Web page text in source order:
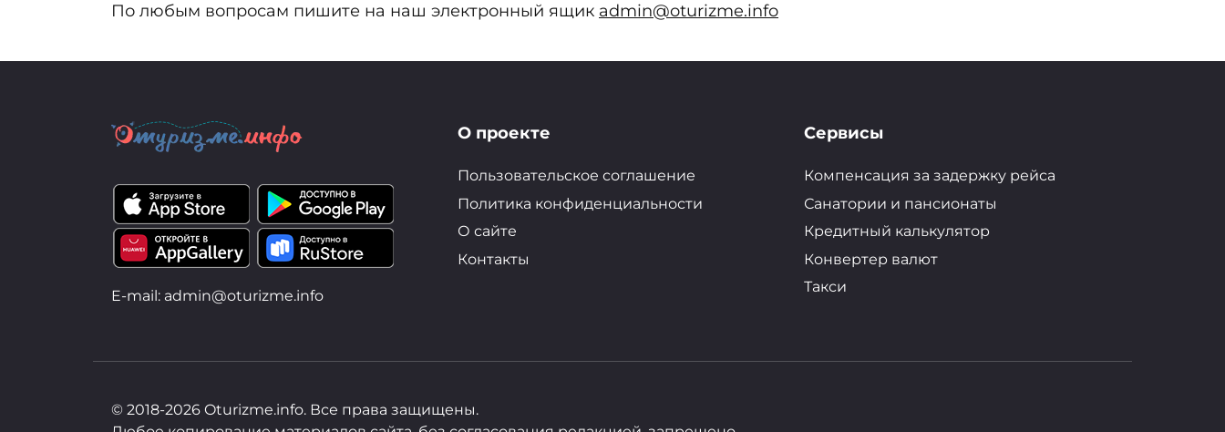
По любым вопросам пишите на наш электронный ящик admin@oturizme.info
E-mail: admin@oturizme.info
О проекте
Пользовательское соглашение
Политика конфиденциальности
О сайте
Контакты
Сервисы
Компенсация за задержку рейса
Санатории и пансионаты
Кредитный калькулятор
Конвертер валют
Такси
© 2018-2026 Oturizme.info. Все права защищены.